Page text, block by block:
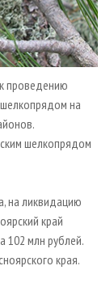
проведению
на
шелкопрядом
на ликвидацию
край
102 млн рублей.
края.